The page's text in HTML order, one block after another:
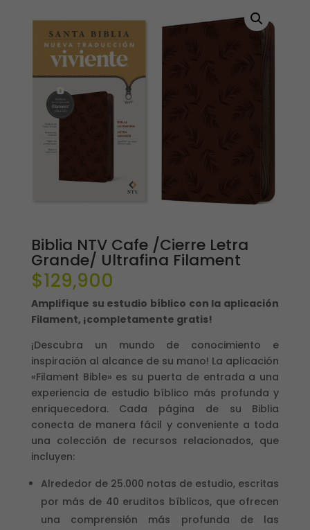
Biblia NTV Cafe /Cierre Letra
Grande/ Ultrafina Filament
$129,900
Amplifique su estudio bíblico con la aplicación
Filament, ¡completamente gratis!
¡Descubra un mundo de conocimiento e
inspiración al alcance de su mano! La aplicación
«Filament Bible» es su puerta de entrada a una
experiencia de estudio bíblico más profunda y
enriquecedora. Cada página de su Biblia
conecta de manera fácil y conveniente a toda
una colección de recursos relacionados, que
incluyen:
Alrededor de 25.000 notas de estudio, escritas
por más de 40 eruditos bíblicos, que ofrecen
una comprensión más profunda de las